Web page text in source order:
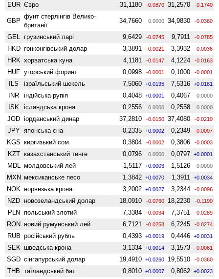
EUR Євро 31,1180 -0.0870 31,2570 -0.1740
GBP
фунт стерлінгів Велико­
британії
34,7660 0.0000 34,9830 -0.0360
GEL грузинський ларі 9,6429 -0.0745 9,7911 -0.0785
HKD гонконгівський долар 3,3891 -0.0021 3,3932 -0.0036
HRK хорватська куна 4,1181 -0.0147 4,1224 -0.0163
HUF угорський форинт 0,0998 -0.0001 0,1000 -0.0001
ILS ізраїльський шекель 7,5060 +0.0195 7,5316 +0.0181
INR індійська рупія 0,4048 +0.0001 0,4067 0.0000
ISK ісландська крона 0,2556 0.0000 0,2558 0.0000
JOD іорданський динар 37,2810 -0.0150 37,4080 -0.0210
JPY японська єна 0,2335 +0.0002 0,2349 -0.0007
KGS киргизький сом 0,3804 -0.0002 0,3806 -0.0003
KZT казахстанський тенге 0,0796 0.0000 0,0797 +0.0001
MDL молдовський лей 1,5117 +0.0003 1,5126 0.0000
MXN мексиканське песо 1,3842 +0.0070 1,3911 +0.0034
NOK норвезька крона 3,2002 +0.0027 3,2344 -0.0096
NZD ново­зеландський долар 18,0910 -0.0760 18,2230 -0.1190
PLN польський злотий 7,3384 -0.0034 7,3751 -0.0289
RON новий румунський лей 6,7121 -0.0258 6,7245 -0.0274
RUB російський рубль 0,4393 +0.0019 0,4446 +0.0031
SEK шведська крона 3,1334 +0.0014 3,1573 -0.0061
SGD сінгапурський долар 19,4910 +0.0260 19,5510 -0.0360
THB таїландський бат 0,8010 +0.0007 0,8062 +0.0023